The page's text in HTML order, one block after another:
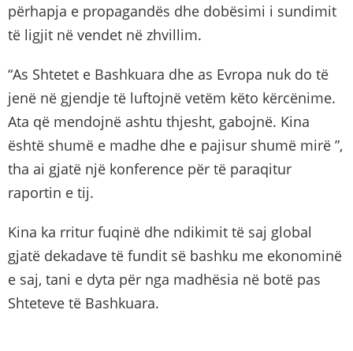
përhapja e propagandës dhe dobësimi i sundimit
të ligjit në vendet në zhvillim.
“As Shtetet e Bashkuara dhe as Evropa nuk do të
jenë në gjendje të luftojnë vetëm këto kërcënime.
Ata që mendojnë ashtu thjesht, gabojnë. Kina
është shumë e madhe dhe e pajisur shumë mirë ”,
tha ai gjatë një konference për të paraqitur
raportin e tij.
Kina ka rritur fuqinë dhe ndikimit të saj global
gjatë dekadave të fundit së bashku me ekonominë
e saj, tani e dyta për nga madhësia në botë pas
Shteteve të Bashkuara.